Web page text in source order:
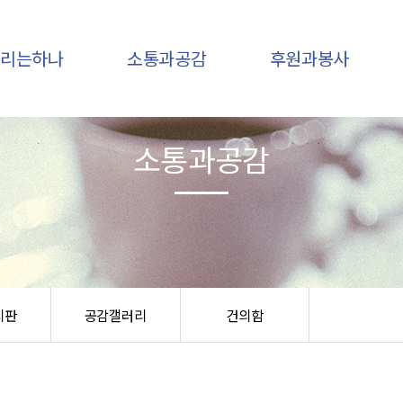
는하나
인사말
비전,미션
조직구성
오시는 길
소통과공감
하나소식
후원소식
후원과봉사
후원안내
후원신청
봉사신청
판 공감갤러리 건의함
소통과공감